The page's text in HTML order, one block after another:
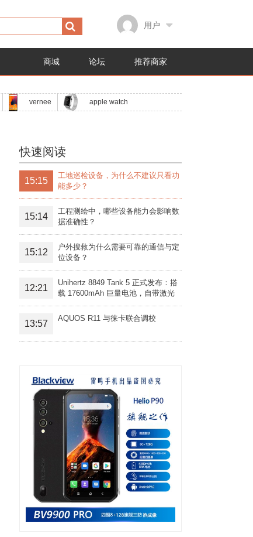
用户
商城 论坛 推荐商家
vernee apple watch
快速阅读
15:15
工地巡检设备，为什么不建议只看功
能多少？
15:14
工程测绘中，哪些设备能力会影响数
据准确性？
15:12
户外搜救为什么需要可靠的通信与定
位设备？
12:21
Unihertz 8849 Tank 5 正式发布：搭
载 17600mAh 巨量电池，自带激光
投影旗舰三防手机
13:57
AQUOS R11 与徕卡联合调校